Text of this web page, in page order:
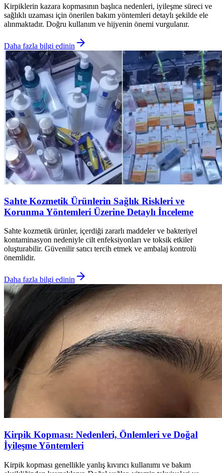
Kirpiklerin kazara kopmasının başlıca nedenleri, iyileşme süreci ve
sağlıklı uzaması için önerilen bakım yöntemleri detaylı şekilde ele
alınmaktadır. Doğru kullanım ve hijyenin önemi vurgulanır.
Daha fazla bilgi edinin
Sahte Kozmetik Ürünlerin Sağlık Riskleri ve
Korunma Yöntemleri Üzerine Detaylı İnceleme
Sahte kozmetik ürünler, içerdiği zararlı maddeler ve bakteriyel
kontaminasyon nedeniyle cilt enfeksiyonları ve toksik etkiler
oluşturabilir. Güvenilir satıcı tercih etmek ve ambalaj kontrolü
önemlidir.
Daha fazla bilgi edinin
Kirpik Kopması: Nedenleri, Önlemleri ve Doğal
İyileşme Yöntemleri
Kirpik kopması genellikle yanlış kıvırıcı kullanımı ve bakım